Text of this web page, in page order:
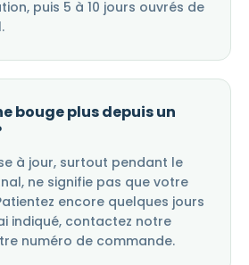
puis 5 à 10 jours ouvrés de
bouge plus depuis un
à jour, surtout pendant le
ne signifie pas que votre
encore quelques jours
indiqué, contactez notre
numéro de commande.